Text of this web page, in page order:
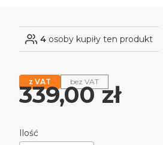
4 osoby kupiły ten produkt
z VAT bez VAT
Cena
339,00 zł
Ilość